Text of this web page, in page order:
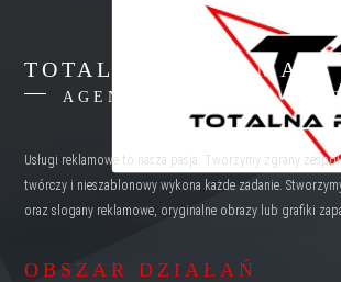
TOTALNA REKLAMA
AGENCJA REKLAMY
Usługi reklamowe to nasza pasja. Tworzymy zgrany
twórczy i nieszablonowy wykona każde zadanie.
oraz slogany reklamowe, oryginalne obrazy lub grafiki
OBSZAR DZIAŁAŃ